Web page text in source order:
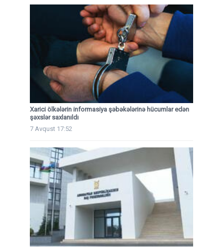
Xarici ölkələrin informasiya şəbəkələrinə hücumlar edən
şəxslər saxlanıldı
7 Avqust 17:52